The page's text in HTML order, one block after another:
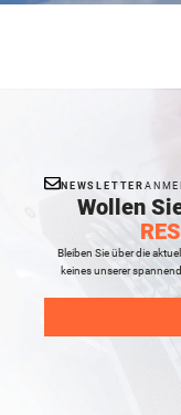
NEWSLETTER
Wollen
Bleiben Sie über die
keines unserer